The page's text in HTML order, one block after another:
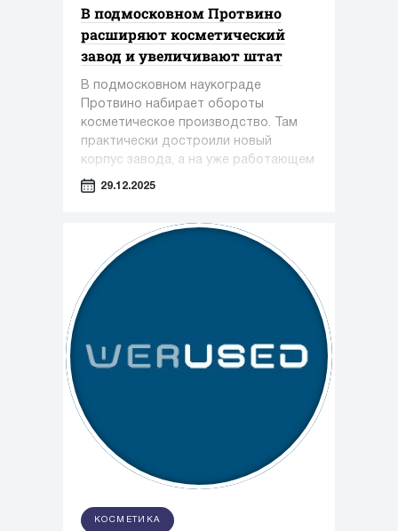
В подмосковном Протвино
расширяют косметический
завод и увеличивают штат
В подмосковном наукограде
Протвино набирает обороты
косметическое производство. Там
практически достроили новый
корпус завода, а на уже работающем
предприятии только за этот год
29.12.2025
КОСМЕТИКА